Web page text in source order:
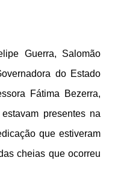
Guerra, Salomão
do Estado
Fátima Bezerra,
presentes na
que estiveram
cheias que ocorreu